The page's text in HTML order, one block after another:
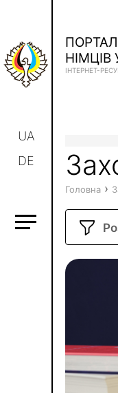
UA
DE
ПОРТАЛ
НІМЦІВ
ІНТЕРНЕТ-
Головна ›